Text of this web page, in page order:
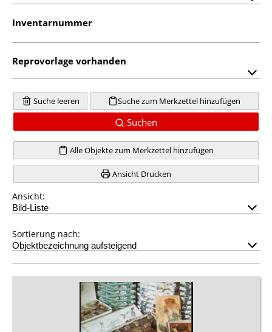
Inventarnummer
Reprovorlage vorhanden
Suche leeren Suche zum Merkzettel hinzufügen
Suchen
Alle Objekte zum Merkzettel hinzufügen
Ansicht Drucken
Ansicht:
Sortierung nach: